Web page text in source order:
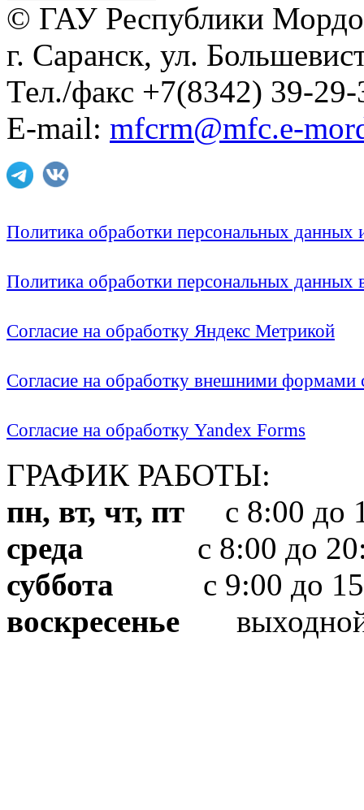
© ГАУ Республики
г. Саранск, ул.
Тел./факс +7(8342) 39-29-
E-mail: mfcrm@mfc.e-
Политика обработки персональных
Политика обработки персональных
Согласие на обработку Яндекс Метрикой
Согласие на обработку внешними формами
Согласие на обработку Yandex Forms
ГРАФИК РАБОТЫ:
пн, вт, чт, пт с 8:00 до
среда с 8:00 до
суббота с 9:00 до
воскресенье